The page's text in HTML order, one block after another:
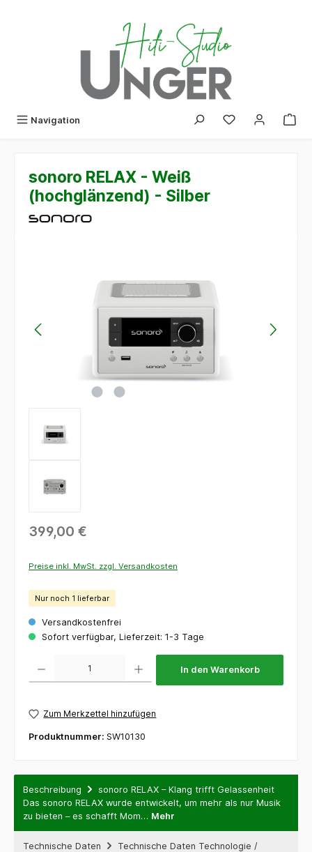
Navigation
sonoro RELAX - Weiß
(hochglänzend) - Silber
399,00 €
Preise inkl. MwSt. zzgl. Versandkosten
Nur noch 1 lieferbar
Versandkostenfrei
Sofort verfügbar, Lieferzeit: 1-3 Tage
In den Warenkorb
Zum Merkzettel hinzufügen
Produktnummer: SW10130
Beschreibung
sonoro RELAX – Klang trifft Gelassenheit
Das sonoro RELAX wurde entwickelt, um mehr als nur Musik
zu bieten – es schafft Mom… Mehr
Technische Daten
Technische Daten Technologie /